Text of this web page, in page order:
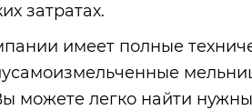
затратах.
имеет полные
можете легко найти